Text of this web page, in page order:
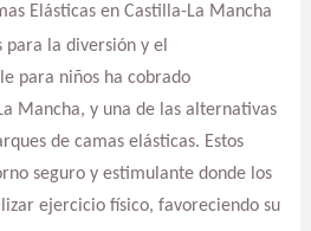
Elásticas en Castilla-La Mancha
para la diversión y el
para niños ha cobrado
Mancha, y una de las alternativas
de camas elásticas. Estos
seguro y estimulante donde los
ejercicio físico, favoreciendo su